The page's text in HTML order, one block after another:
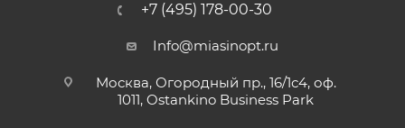
+7 (495) 178-00-30
Info@miasinopt.ru
Москва, Огородный пр., 16/1с4, оф.
1011, Ostankino Business Park